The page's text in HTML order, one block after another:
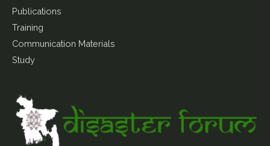
Publications
Training
Communication Materials
Study